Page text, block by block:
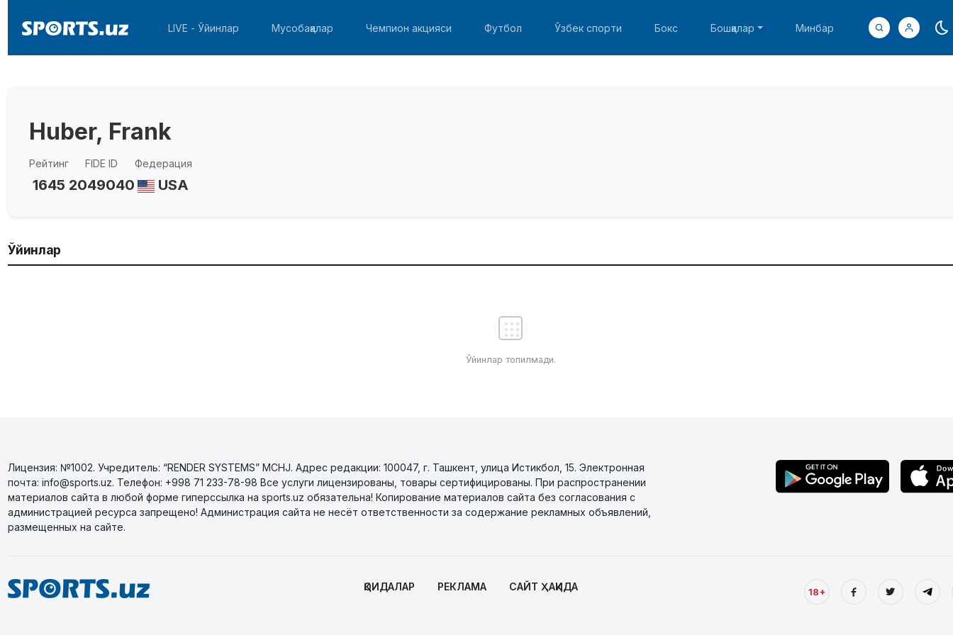
LIVE - Ўйинлар Мусобақалар Чемпион акцияси Футбол Ўзбек спорти Бокс Бошқалар Минбар
Huber, Frank
Рейтинг
1645
FIDE ID
2049040
Федерация
USA
Ўйинлар
Ўйинлар топилмади.
Лицензия: №1002. Учредитель: “RENDER SYSTEMS” MCHJ. Адрес редакции: 100047, г. Ташкент, улица Истикбол, 15. Электронная
почта: info@sports.uz. Телефон: +998 71 233-78-98 Все услуги лицензированы, товары сертифицированы. При распространении
материалов сайта в любой форме гиперссылка на sports.uz обязательна! Копирование материалов сайта без согласования с
администрацией ресурса запрещено! Администрация сайта не несёт ответственности за содержание рекламных объявлений,
размещенных на сайте.
ҚОИДАЛАР РЕКЛАМА САЙТ ҲАҚИДА 18+